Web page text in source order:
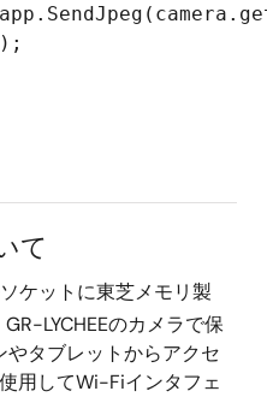
て
ケットに東芝メモリ製
LYCHEEのカメラで保
タブレットからアクセ
用してWi-Fiインタフェ